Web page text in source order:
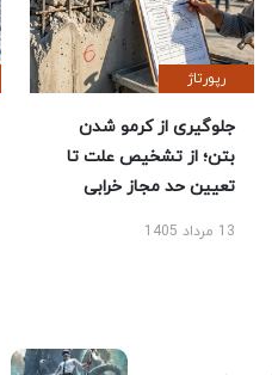
رپورتاژ
جلوگیری از کرمو شدن
بتن؛ از تشخیص علت تا
تعیین حد مجاز خرابی
13 مرداد 1405